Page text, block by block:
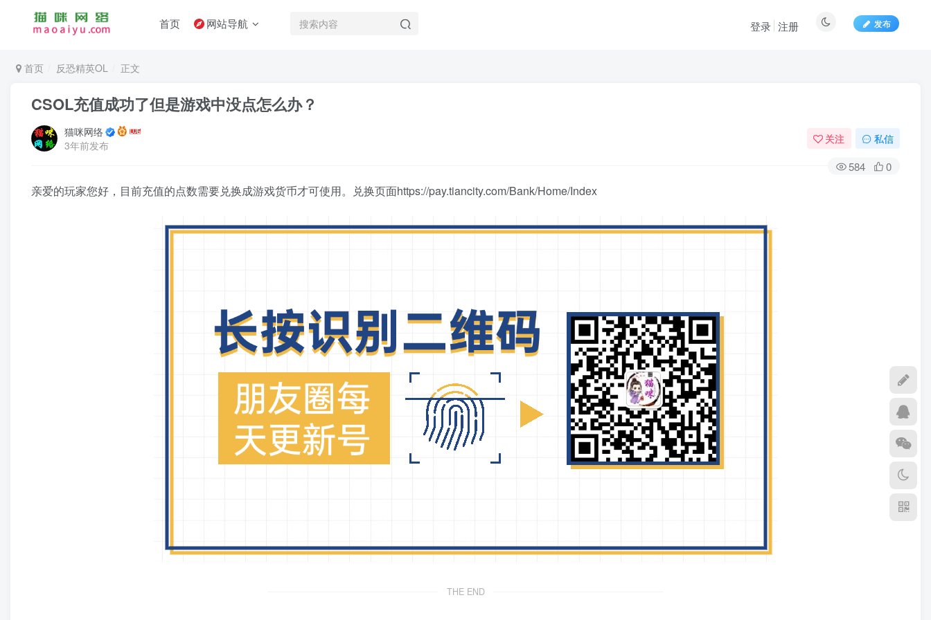
首页 网站导航 发布
登录 注册
首页 反恐精英OL 正文
CSOL充值成功了但是游戏中没点怎么办？
猫咪网络
3年前发布
关注 私信
584 0
亲爱的玩家您好，目前充值的点数需要兑换成游戏货币才可使用。兑换页面https://pay.tiancity.com/Bank/Home/Index
THE END